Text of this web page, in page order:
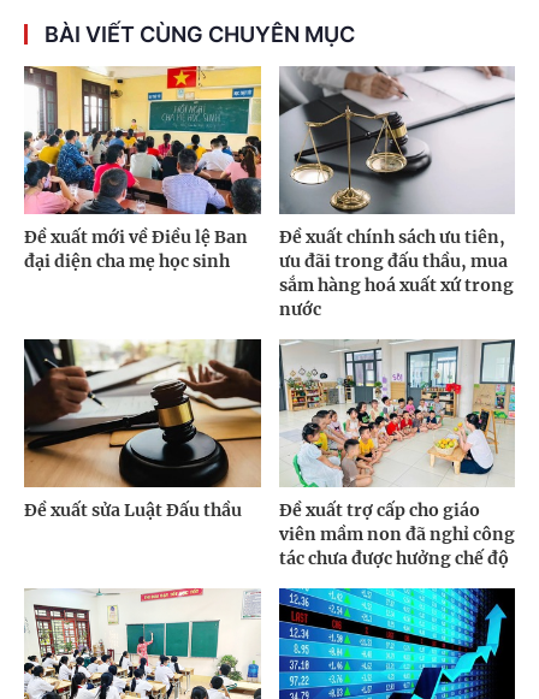
BÀI VIẾT CÙNG CHUYÊN MỤC
Đề xuất mới về Điều lệ Ban
đại diện cha mẹ học sinh
Đề xuất chính sách ưu tiên,
ưu đãi trong đấu thầu, mua
sắm hàng hoá xuất xứ trong
nước
Đề xuất sửa Luật Đấu thầu
Đề xuất trợ cấp cho giáo
viên mầm non đã nghỉ công
tác chưa được hưởng chế độ